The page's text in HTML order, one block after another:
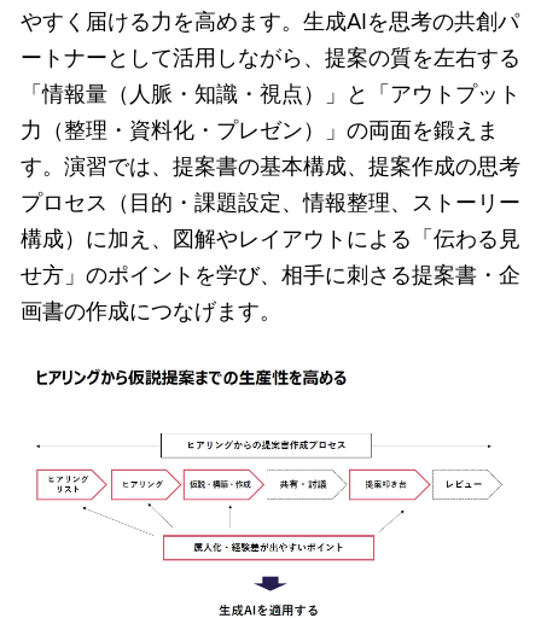
やすく届ける力を高めます。生成AIを思考の共創パ
ートナーとして活用しながら、提案の質を左右する
「情報量（人脈・知識・視点）」と「アウトプット
力（整理・資料化・プレゼン）」の両面を鍛えま
す。演習では、提案書の基本構成、提案作成の思考
プロセス（目的・課題設定、情報整理、ストーリー
構成）に加え、図解やレイアウトによる「伝わる見
せ方」のポイントを学び、相手に刺さる提案書・企
画書の作成につなげます。